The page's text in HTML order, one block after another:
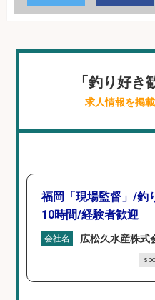
「釣り好き
求人情報を掲
福岡「現場監督」/釣
10時間/経験者歓迎
会社名 広松久水産株式